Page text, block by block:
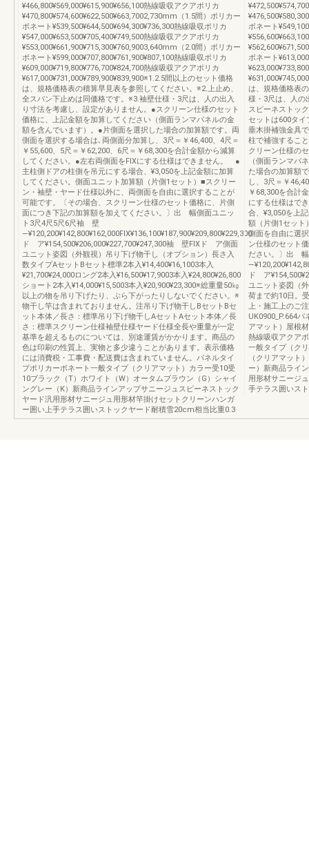
¥466,800¥569,000¥615,900¥656,100熱線吸収アクアポリカ
¥470,800¥574,600¥622,500¥663,7002,730mm（1.5間）ポリカー
ボネート¥539,500¥644,500¥694,300¥736,300熱線吸収ポリカ
¥547,000¥653,500¥705,400¥749,500熱線吸収アクアポリカ
¥553,000¥661,900¥715,300¥760,9003,640mm（2.0間）ポリカー
ボネート¥599,000¥707,800¥761,900¥807,100熱線吸収ポリカ
¥609,000¥719,800¥776,700¥824,700熱線吸収アクアポリカ
¥617,000¥731,000¥789,900¥839,900※1.2.5間以上のセット価格
は、規格価格表の積算早見表を参照してください。※2.上止め、
全スパン下止めは同価格です。※3.袖壁仕様・3尺は、人の出入
り寸法を考慮し、設定がありません。●スクリーン仕様のセット
価格に、上記金額を加算してください（側面ランマパネルの金
額を含んでいます）。●片側面を選択した場合の加算額です。両
側面を選択する場合は､両側面分加算し、3尺＝￥46,400、4尺＝
￥55,600、5尺＝￥62,200、6尺＝￥68,300を合計金額から減算
してください。●左右両側面をFIXにする仕様はできません。 ●
主柱側ドアの柱側を吊元にする場合、¥3,050を上記金額に加算
してください。側面ユニット加算額（片側1セット）■スクリー
ン・袖壁・ヤード仕様以外に、両側面を自由に選択することが
可能です。〔その場合、スクリーン仕様のセット価格に、片側
面につき下記の加算額を加えてください。〕出 幅側面ユニッ
ト3尺4尺5尺6尺袖 壁
―¥120,200¥142,800¥162,000FIX¥136,100¥187,900¥209,800¥229,300
ド ア¥154,500¥206,000¥227,700¥247,300袖 壁FIXド ア側面
ユニット姿図（外観視）吊り下げ物干し（オプション）長さ入
数タイプAセットBセット標準2本入¥14,400¥16,1003本入
¥21,700¥24,000ロング2本入¥16,500¥17,9003本入¥24,800¥26,800
ショート2本入¥14,000¥15,5003本入¥20,900¥23,300※総重量50㎏
以上の物を吊り下げたり、ぶら下がったりしないでください。※
物干し竿は含まれておりません。注吊り下げ物干しBセットBセ
ット本体／長さ：標準吊り下げ物干しAセットAセット本体／長
さ：標準スクリーン仕様袖壁仕様ヤード仕様全長や重量が一定
基準を超えるものについては、別途運賃がかかります。商品の
色は印刷の性質上、実物と多少違うことがあります。表示価格
には消費税・工事費・配送費は含まれていません。パネルタイ
プポリカーボネート一般タイプ（クリアマット）カラー受10受
10ブラック（T）ホワイト（W）オータムブラウン（G）シャイ
ングレー（K）新商品ラインアップサニージュスピーネストック
ヤード汎用形材サニージュ用形材竿掛けセットクリーンハンガ
ー囲い上手テラス囲いストックヤード耐積雪20cm相当比重0.3
ボネート
ボネート
は、規格価格表
様・3尺は、人の
スピーネストッ
セットは600タ
垂木掛補強金具
柱で補強するこ
クリーン仕様の
（側面ランマパ
た場合の加算額
し、3尺＝￥
￥68,300を合計
にする仕様はで
合、¥3,050を上
額（片側1セット
側面を自由に選
ン仕様のセット
ださい。〕出
ド ア
ユニット姿図（
荷まで約10日。
上・施工上のご
UK0900_P.664
アマット）屋根
熱線吸収アクア
一般タイプ（ク
（クリアマット
ー）新商品ライ
用形材サニージ
手テラス囲いス